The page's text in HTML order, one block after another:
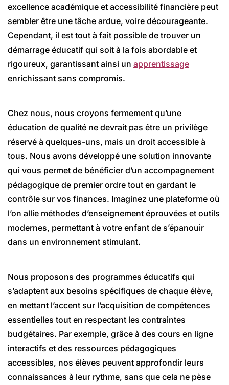
excellence académique et accessibilité financière peut
sembler être une tâche ardue, voire décourageante.
Cependant, il est tout à fait possible de trouver un
démarrage éducatif qui soit à la fois abordable et
rigoureux, garantissant ainsi un apprentissage
enrichissant sans compromis.
Chez nous, nous croyons fermement qu’une
éducation de qualité ne devrait pas être un privilège
réservé à quelques-uns, mais un droit accessible à
tous. Nous avons développé une solution innovante
qui vous permet de bénéficier d’un accompagnement
pédagogique de premier ordre tout en gardant le
contrôle sur vos finances. Imaginez une plateforme où
l’on allie méthodes d’enseignement éprouvées et outils
modernes, permettant à votre enfant de s’épanouir
dans un environnement stimulant.
Nous proposons des programmes éducatifs qui
s’adaptent aux besoins spécifiques de chaque élève,
en mettant l’accent sur l’acquisition de compétences
essentielles tout en respectant les contraintes
budgétaires. Par exemple, grâce à des cours en ligne
interactifs et des ressources pédagogiques
accessibles, nos élèves peuvent approfondir leurs
connaissances à leur rythme, sans que cela ne pèse